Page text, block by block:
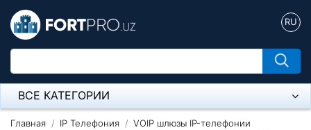
RU
ВСЕ КАТЕГОРИИ
Микрофон
Главная IP Телефония
VOIP шлюзы IP-телефонии